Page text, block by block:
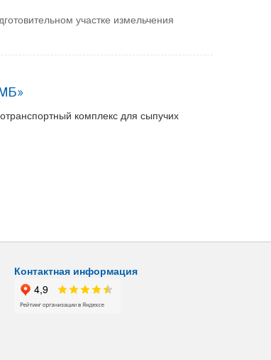
участке измельчения
комплекс для сыпучих
Контактная информация